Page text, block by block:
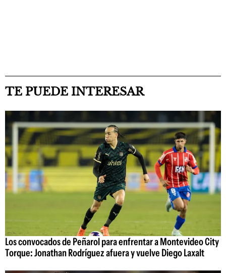
TE PUEDE INTERESAR
Los convocados de Peñarol para enfrentar a Montevideo City
Torque: Jonathan Rodríguez afuera y vuelve Diego Laxalt